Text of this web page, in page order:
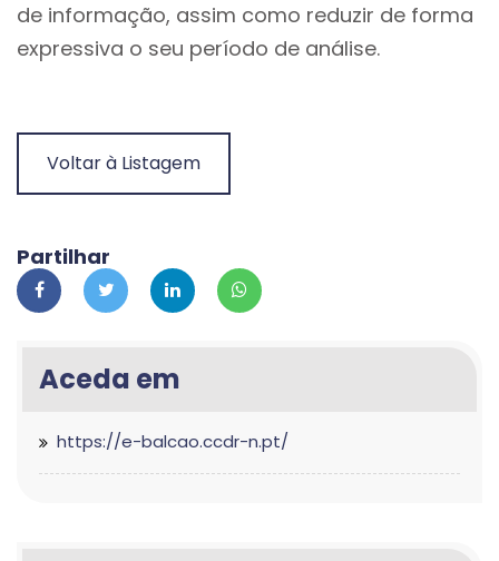
de informação, assim como reduzir de forma
expressiva o seu período de análise.
Voltar à Listagem
Partilhar
Aceda em
https://e-balcao.ccdr-n.pt/